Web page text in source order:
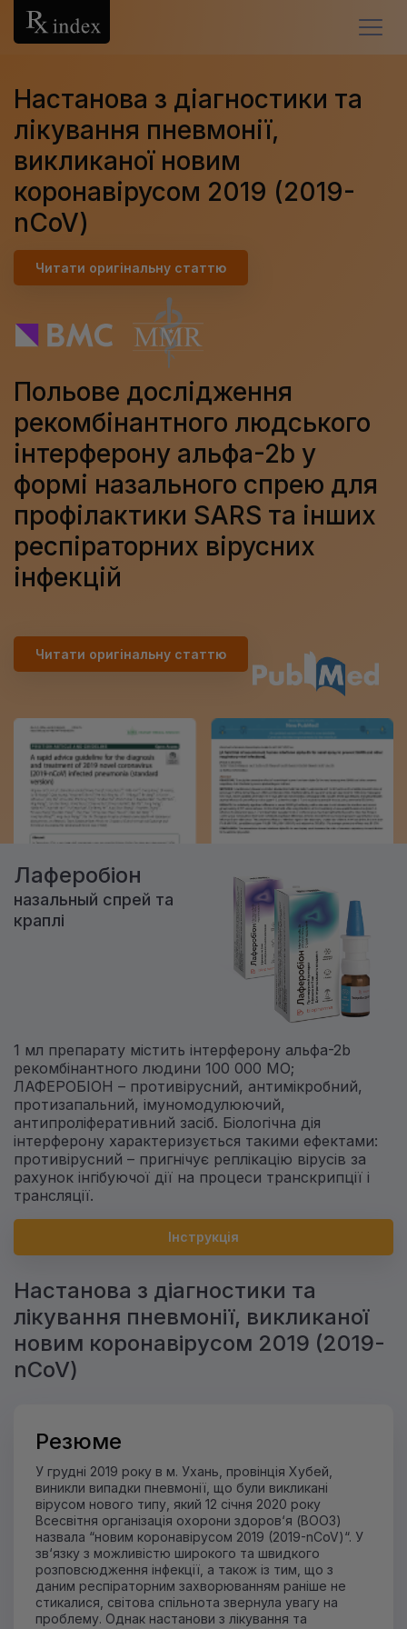
Настанова з діагностики та
лікування пневмонії,
викликаної новим
коронавірусом 2019 (2019-
nCoV)
Читати оригінальну статтю
Польове дослідження
рекомбінантного людського
інтерферону альфа-2b у
формі назального спрею для
профілактики SARS та інших
респіраторних вірусних
інфекцій
Читати оригінальну статтю
Лаферобіон
назальный спрей та
краплі
1 мл препарату містить інтерферону альфа-2b
рекомбінантного людини 100 000 МО;
ЛАФЕРОБІОН – противірусний, антимікробний,
протизапальний, імуномодулюючий,
антипроліферативний засіб. Біологічна дія
інтерферону характеризується такими ефектами:
противірусний – пригнічує реплікацію вірусів за
рахунок інгібуючої дії на процеси транскрипції і
трансляції.
Інструкція
Настанова з діагностики та
лікування пневмонії, викликаної
новим коронавірусом 2019 (2019-
nCoV)
Резюме
У грудні 2019 року в м. Ухань, провінція Хубей,
виникли випадки пневмонії, що були викликані
вірусом нового типу, який 12 січня 2020 року
Всесвітня організація охорони здоров‘я (ВООЗ)
назвала “новим коронавірусом 2019 (2019-nCoV)“. У
зв‘язку з можливістю широкого та швидкого
розповсюдження інфекції, а також із тим, що з
даним респіраторним захворюванням раніше не
стикалися, світова спільнота звернула увагу на
проблему. Однак настанови з лікування та